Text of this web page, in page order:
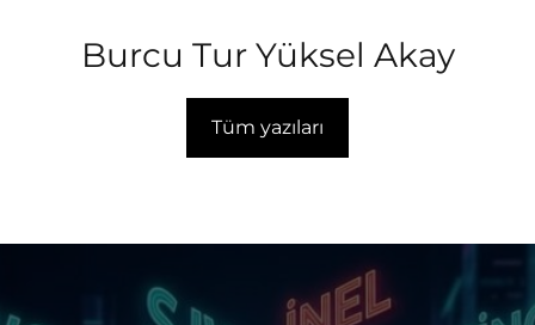
Burcu Tur Yüksel Akay
Tüm yazıları